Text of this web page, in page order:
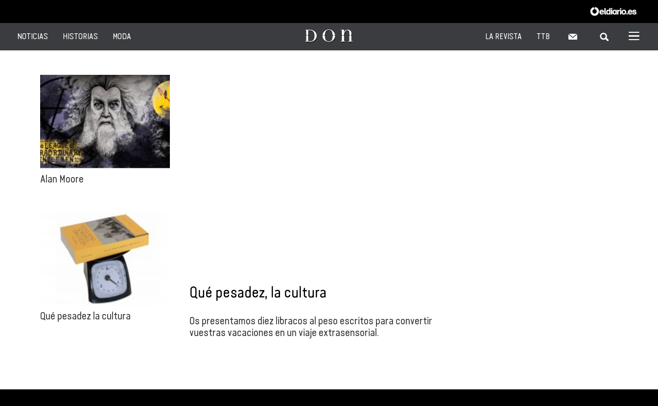
NOTICIAS HISTORIAS MODA LA REVISTA TTB
Alan Moore
Qué pesadez la cultura
Qué pesadez, la cultura
Os presentamos diez libracos al peso escritos para convertir
vuestras vacaciones en un viaje extrasensorial.